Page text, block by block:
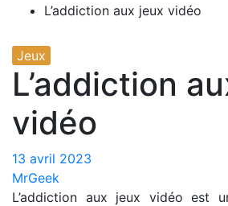
L’addiction aux jeux vidéo
Jeux
L’addiction
vidéo
13 avril 2023
MrGeek
L’addiction aux jeux vidéo est